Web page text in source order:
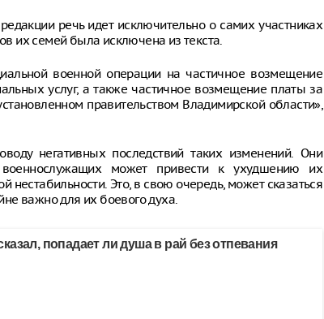
речь идет исключительно о самих участниках
их семей была исключена из текста.
военной операции на частичное возмещение
услуг, а также частичное возмещение платы за
правительством Владимирской области»,
негативных последствий таких изменений. Они
может привести к ухудшению их
Это, в свою очередь, может сказаться
важно для их боевого духа.
попадает ли душа в рай без отпевания